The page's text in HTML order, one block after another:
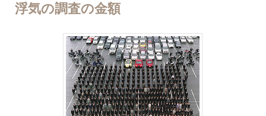
浮気の調査の金額